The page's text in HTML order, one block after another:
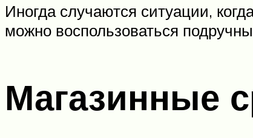
Иногда случаются ситуации,
можно воспользоваться
Магазинные